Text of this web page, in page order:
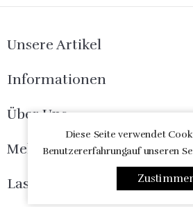
Unsere Artikel
Informationen
Über Uns
Melde Dich Jetzt An
Lass Uns Freunde Sein
Diese Seite verwendet
Benutzererfahrungauf unseren